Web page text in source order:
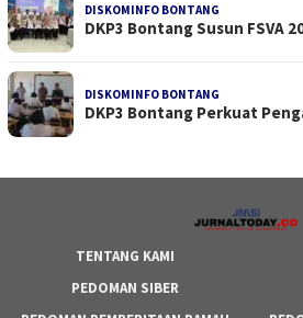
DISKOMINFO BONTANG
DKP3 Bontang Susun FSVA
DISKOMINFO BONTANG
DKP3 Bontang Perkuat
TENTANG KAMI
PEDOMAN SIBER